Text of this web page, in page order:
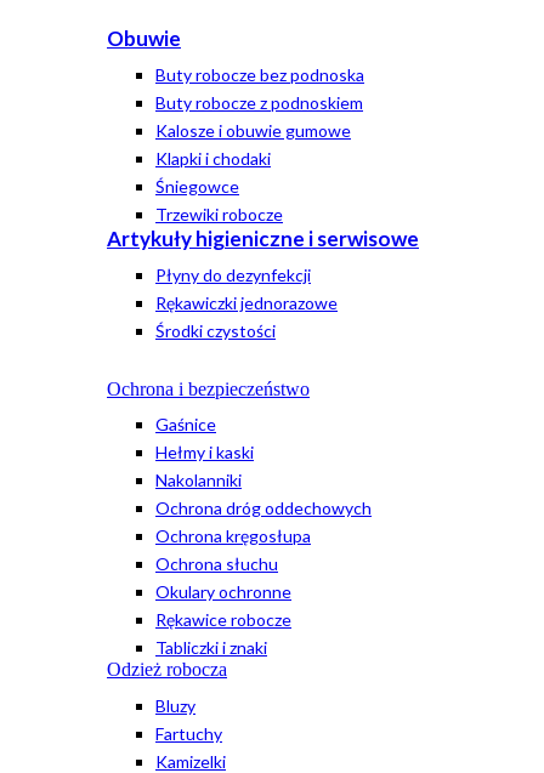
Obuwie
Buty robocze bez podnoska
Buty robocze z podnoskiem
Kalosze i obuwie gumowe
Klapki i chodaki
Śniegowce
Trzewiki robocze
Artykuły higieniczne i serwisowe
Płyny do dezynfekcji
Rękawiczki jednorazowe
Środki czystości
Ochrona i bezpieczeństwo
Gaśnice
Hełmy i kaski
Nakolanniki
Ochrona dróg oddechowych
Ochrona kręgosłupa
Ochrona słuchu
Okulary ochronne
Rękawice robocze
Tabliczki i znaki
Odzież robocza
Bluzy
Fartuchy
Kamizelki